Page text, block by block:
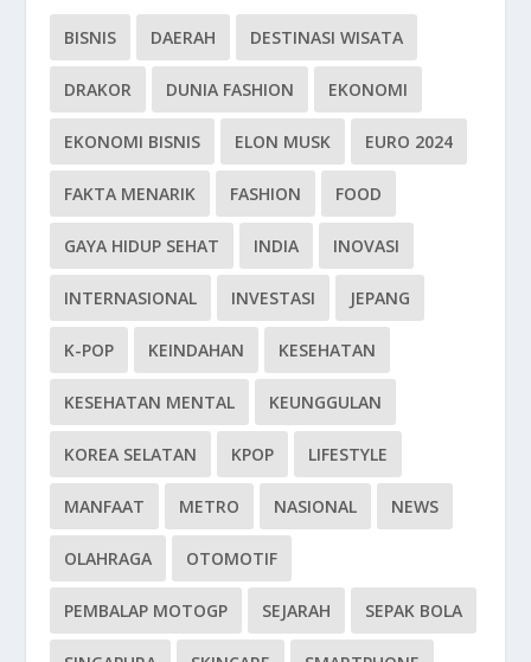
BISNIS DAERAH DESTINASI WISATA
DRAKOR DUNIA FASHION EKONOMI
EKONOMI BISNIS ELON MUSK EURO 2024
FAKTA MENARIK FASHION FOOD
GAYA HIDUP SEHAT INDIA INOVASI
INTERNASIONAL INVESTASI JEPANG
K-POP KEINDAHAN KESEHATAN
KESEHATAN MENTAL KEUNGGULAN
KOREA SELATAN KPOP LIFESTYLE
MANFAAT METRO NASIONAL NEWS
OLAHRAGA OTOMOTIF
PEMBALAP MOTOGP SEJARAH SEPAK BOLA